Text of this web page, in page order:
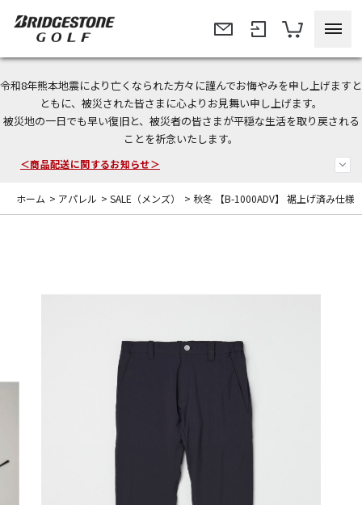
令和8年熊本地震により亡くなられた方々に謹んでお悔やみを申し上げますと
ともに、被災された皆さまに心よりお見舞い申し上げます。
被災地の一日でも早い復旧と、被災者の皆さまが平穏な生活を取り戻される
ことを祈念いたします。
今なら新規会員登録で1,000円OFFクーポンプレゼント！
＜商品配送に関するお知らせ＞
＜夏季休暇中のご注文・発送・お問い合わせ＞
ホーム > アパレル > SALE（メンズ） > 秋冬 【B-1000ADV】 裾上げ済み仕様